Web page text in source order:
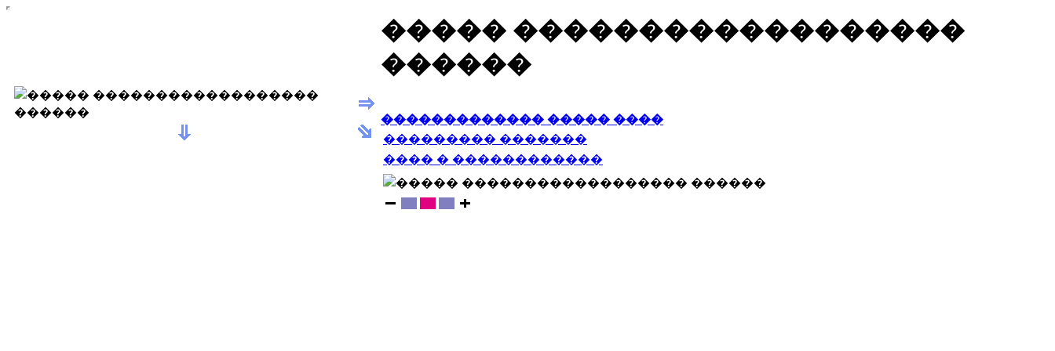
����� ������������������
������
������������� ����� ����
��������� �������
���� � ������������